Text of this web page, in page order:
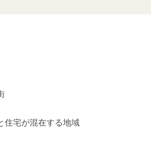
住宅が混在する地域